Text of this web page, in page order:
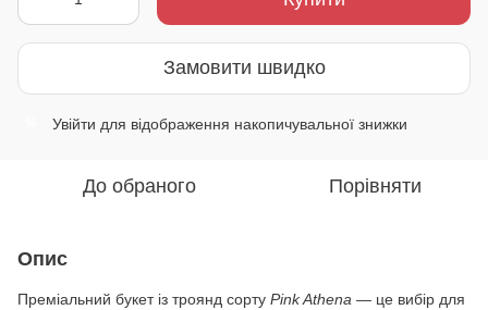
Замовити швидко
Увійти для відображення накопичувальної знижки
До обраного Порівняти
Опис
Преміальний букет із троянд сорту Pink Athena — це вибір для